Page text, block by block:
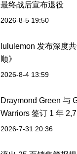
最终战后宣布退役
2026-8-5 19:50
lululemon 发布深度
顺》
2026-8-4 13:59
Draymond Green 与
Warriors 签订 1 年
归
2026-7-31 20:36